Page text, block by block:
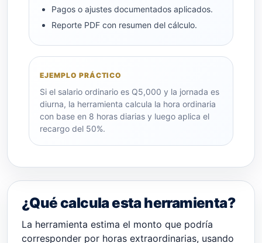
Pagos o ajustes documentados aplicados.
Reporte PDF con resumen del cálculo.
EJEMPLO PRÁCTICO
Si el salario ordinario es Q5,000 y la jornada es
diurna, la herramienta calcula la hora ordinaria
con base en 8 horas diarias y luego aplica el
recargo del 50%.
¿Qué calcula esta herramienta?
La herramienta estima el monto que podría
corresponder por horas extraordinarias, usando